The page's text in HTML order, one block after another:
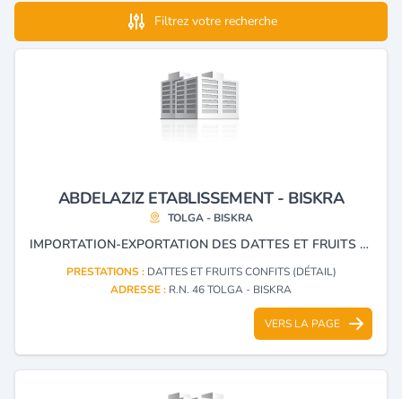
Filtrez votre recherche
ABDELAZIZ ETABLISSEMENT - BISKRA
TOLGA - BISKRA
IMPORTATION-EXPORTATION DES DATTES ET FRUITS SECS.
PRESTATIONS : DATTES ET FRUITS CONFITS (DÉTAIL)
ADRESSE : R.N. 46 TOLGA - BISKRA
VERS LA PAGE